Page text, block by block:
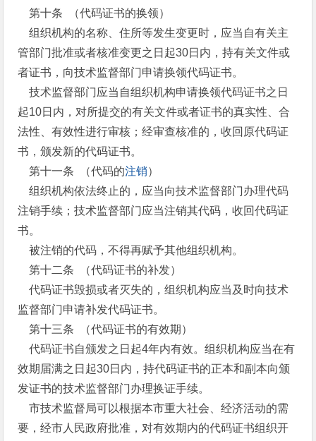
第十条 （代码证书的换领）
组织机构的名称、住所等发生变更时，应当自有关主
管部门批准或者核准变更之日起30日内，持有关文件或
者证书，向技术监督部门申请换领代码证书。
技术监督部门应当自组织机构申请换领代码证书之日
起10日内，对所提交的有关文件或者证书的真实性、合
法性、有效性进行审核；经审查核准的，收回原代码证
书，颁发新的代码证书。
第十一条 （代码的注销）
组织机构依法终止的，应当向技术监督部门办理代码
注销手续；技术监督部门应当注销其代码，收回代码证
书。
被注销的代码，不得再赋予其他组织机构。
第十二条 （代码证书的补发）
代码证书毁损或者灭失的，组织机构应当及时向技术
监督部门申请补发代码证书。
第十三条 （代码证书的有效期）
代码证书自颁发之日起4年内有效。组织机构应当在有
效期届满之日起30日内，持代码证书的正本和副本向颁
发证书的技术监督部门办理换证手续。
市技术监督局可以根据本市重大社会、经济活动的需
要，经市人民政府批准，对有效期内的代码证书组织开